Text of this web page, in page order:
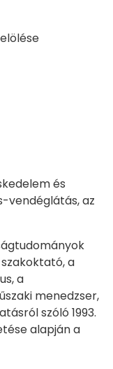
és
vendéglátás, az
a
a
menedzser,
szóló 1993.
alapján a